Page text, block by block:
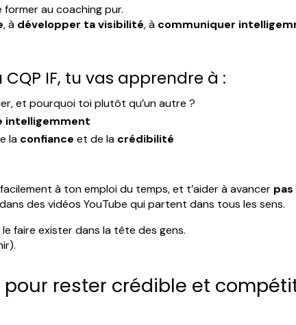
au coaching pur.
, à développer ta visibilité, à communiquer
IF, tu vas apprendre à :
et pourquoi toi plutôt qu’un autre ?
intelligemment
la confiance et de la crédibilité
à ton emploi du temps, et t’aider à avancer pas
des vidéos YouTube qui partent dans tous les sens.
faire exister dans la tête des gens.
pour rester crédible et